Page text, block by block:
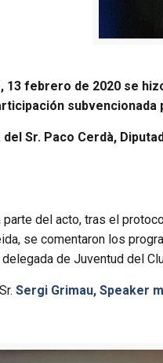
13 febrero de 2020 se
del Sr. Paco Cerdà,
parte del acto, tras el
se comentaron los
de Juventud del
Sergi Grimau, Speaker